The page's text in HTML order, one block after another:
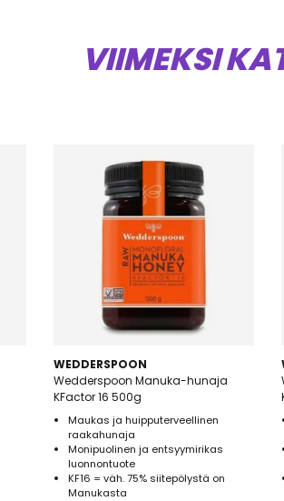
VIIMEKSI
WEDDERSPOON
Wedderspoon Manuka-hunaja
KFactor 16 500g
Maukas ja huipputerveellinen
raakahunaja
Monipuolinen ja entsyymirikas
luonnontuote
KF16 = väh. 75% siitepölystä on
Manukasta